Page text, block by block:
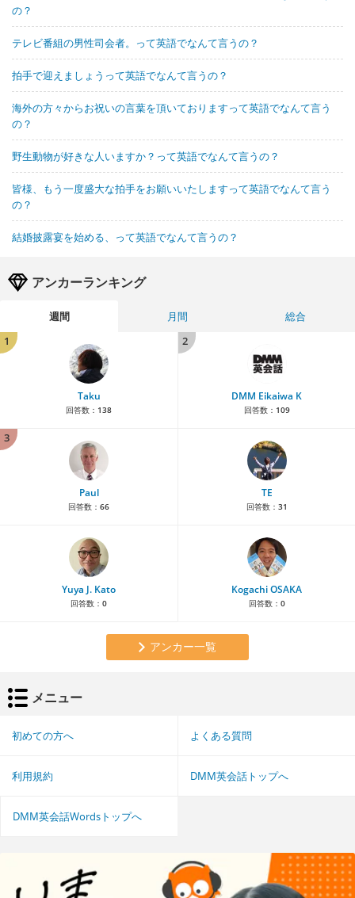
の？
テレビ番組の男性司会者。って英語でなんて言うの？
拍手で迎えましょうって英語でなんて言うの？
海外の方々からお祝いの言葉を頂いておりますって英語でなんて言う
の？
野生動物が好きな人いますか？って英語でなんて言うの？
皆様、もう一度盛大な拍手をお願いいたしますって英語でなんて言う
の？
結婚披露宴を始める、って英語でなんて言うの？
アンカーランキング
週間 月間
総合
1
Taku
回答数： 138
2
DMM Eikaiwa K
回答数： 109
3
Paul
回答数： 66
TE
回答数： 31
Yuya J. Kato
回答数： 0
Kogachi OSAKA
回答数： 0
アンカー一覧
メニュー
初めての方へ よくある質問
利用規約 DMM英会話トップへ
DMM英会話Wordsトップへ